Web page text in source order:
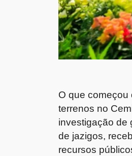
O que começou
terrenos no
investigação de
de jazigos,
recursos